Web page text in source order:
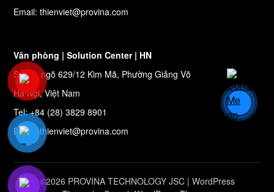
Email: thienviet@provina.com
Văn phòng | Solution Center | HN
Số 27, ngõ 629/12 Kim Mã, Phường Giảng Võ
Hà Nội, Việt Nam
Tel: +84 (28) 3829 8901
Email: thienviet@provina.com
©2026 PROVINA TECHNOLOGY JSC | WordPress